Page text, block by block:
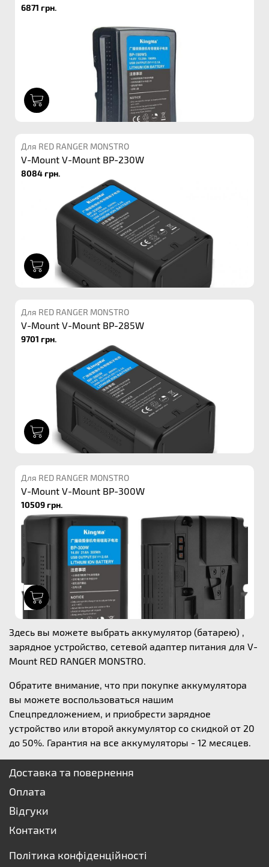
6871 грн.
Для RED RANGER MONSTRO
V-Mount V-Mount BP-230W
8084 грн.
Для RED RANGER MONSTRO
V-Mount V-Mount BP-285W
9701 грн.
Для RED RANGER MONSTRO
V-Mount V-Mount BP-300W
10509 грн.
Здесь вы можете выбрать аккумулятор (батарею) ,
зарядное устройство, сетевой адаптер питания для V-
Mount RED RANGER MONSTRO.
Обратите внимание, что при покупке аккумулятора
вы можете воспользоваться нашим
Спецпредложением, и приобрести зарядное
устройство или второй аккумулятор со скидкой от 20
до 50%. Гарантия на все аккумуляторы - 12 месяцев.
Доставка та повернення
Оплата
Відгуки
Контакти
Політика конфіденційності